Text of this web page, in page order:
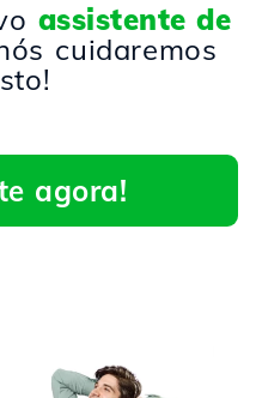
assistente de
cuidaremos
agora!